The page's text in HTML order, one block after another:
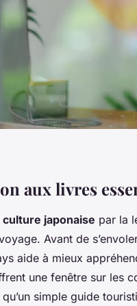
aux livres
culture japonaise par la
Avant de
aide à mieux
une fenêtre sur les
simple guide